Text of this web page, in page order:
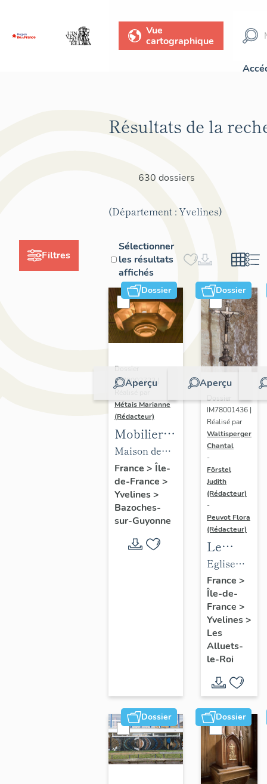
Vue
cartographique
Filtres
Résultats de la
630 dossiers
(Département : Yvelines)
Sélectionner
les résultats
affichés
Dossier
Aperçu
Dossier
IM78002723 |
Métais Marianne
(Rédacteur)
Mobilier
de la
maison
Louis
Carré
Maison de
villégiature
dite maison
Louis Carré
France > Île-
de-France >
Yvelines>
Bazoches-
sur-Guyonne
Dossier
Aperçu
Dossier
IM78001436 |
Réalisé par
Waltisperger
Chantal
-
Förstel
Judith
(Rédacteur)
-
Peuvot Flora
(Rédacteur)
Le
mobilier
de
l'église
Saint-
Nicolas
Eglise
paroissiale
Saint-
Nicolas
France >
Île-de-
France >
Yvelines>
Les
Alluets-
le-Roi
Dossier Dossier